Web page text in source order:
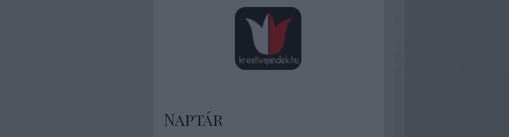
Naptár